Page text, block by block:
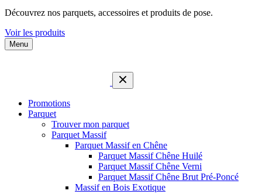
Découvrez nos parquets, accessoires et produits de pose.
Voir les produits
Menu
Promotions
Parquet
Trouver mon parquet
Parquet Massif
Parquet Massif en Chêne
Parquet Massif Chêne Huilé
Parquet Massif Chêne Verni
Parquet Massif Chêne Brut Pré-Poncé
Massif en Bois Exotique